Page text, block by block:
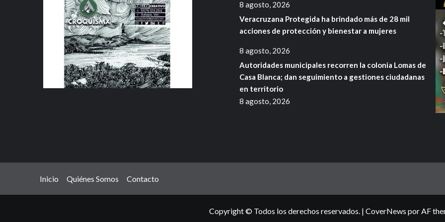
8 agosto, 2026
Veracruzana Protegida ha brindado más de 28 mil
acciones de protección y bienestar a mujeres
8 agosto, 2026
Autoridades municipales recorren la colonia Lomas de
Casa Blanca; dan seguimiento a gestiones ciudadanas
en territorio
8 agosto, 2026
Inicio Quiénes Somos Contacto
Copyright © Todos los derechos reservados. | CoverNews por AF